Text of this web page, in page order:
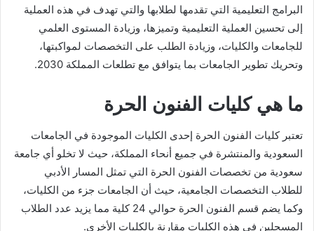
البرامج التعليمية التي تقدمها لطلابها والتي تهدف في هذه العملية
إلى تحسين العملية التعليمية وتميزها، وزيادة المستوى العلمي
للجامعات والكليات، وزيادة الطلب على التخصصات لمواكبتها،
وتحريك تطوير الجامعات بما يتوافق مع تطلعات المملكة 2030.
ما هي كليات الفنون الحرة
تعتبر كليات الفنون الحرة إحدى الكليات الموجودة في الجامعات
السعودية والمنتشرة في جميع أنحاء المملكة، حيث لا تخلو أي جامعة
سعودية من تخصصات الفنون الحرة التي تمثل المسار الأدبي
للطلاب التخصصات الجامعية، حيث أن الجامعات جزء من الكليات،
وكما يضم قسم الفنون الحرة حوالي 24 كلية مما يزيد عدد الطلاب
المسجلين في هذه الكليات مقارنة بالكليات الأخرى.